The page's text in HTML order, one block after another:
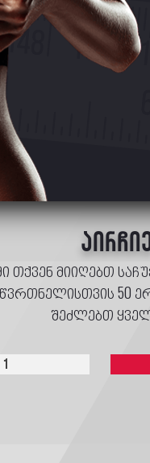
თქვენ მიიღებთ
50
შეძლებთ
1